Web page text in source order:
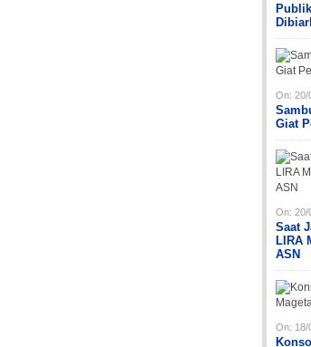
On: 20/
Giat
On: 20/
Saat
LIRA
ASN
On: 18/